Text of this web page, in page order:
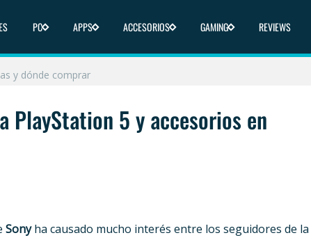
PC APPS ACCESORIOS GAMING REVIEWS
y dónde comprar
y dónde comprar
PlayStation 5 y accesorios en
Sonyha causado mucho interés entre los seguidores de la